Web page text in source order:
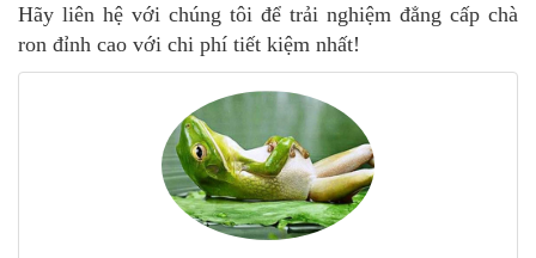
Hãy liên hệ với chúng tôi để trải nghiệm đẳng cấp chà
ron đỉnh cao với chi phí tiết kiệm nhất!